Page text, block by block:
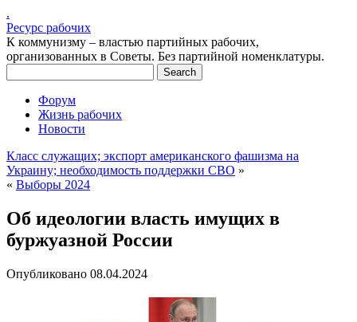
.
Ресурс рабочих
К коммунизму – властью партийных рабочих,
организованных в Советы. Без партийной номенклатуры.
Форум
Жизнь рабочих
Новости
Класс служащих; экспорт американского фашизма на
Украину; необходимость поддержки СВО »
« Выборы 2024
Об идеологии власть имущих в
буржуазной России
Опубликовано 08.04.2024